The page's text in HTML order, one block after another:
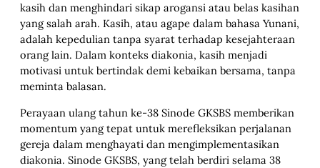
kasih dan menghindari sikap arogansi atau belas kasihan
yang salah arah. Kasih, atau agape dalam bahasa Yunani,
adalah kepedulian tanpa syarat terhadap kesejahteraan
orang lain. Dalam konteks diakonia, kasih menjadi
motivasi untuk bertindak demi kebaikan bersama, tanpa
meminta balasan.
Perayaan ulang tahun ke-38 Sinode GKSBS memberikan
momentum yang tepat untuk merefleksikan perjalanan
gereja dalam menghayati dan mengimplementasikan
diakonia. Sinode GKSBS, yang telah berdiri selama 38